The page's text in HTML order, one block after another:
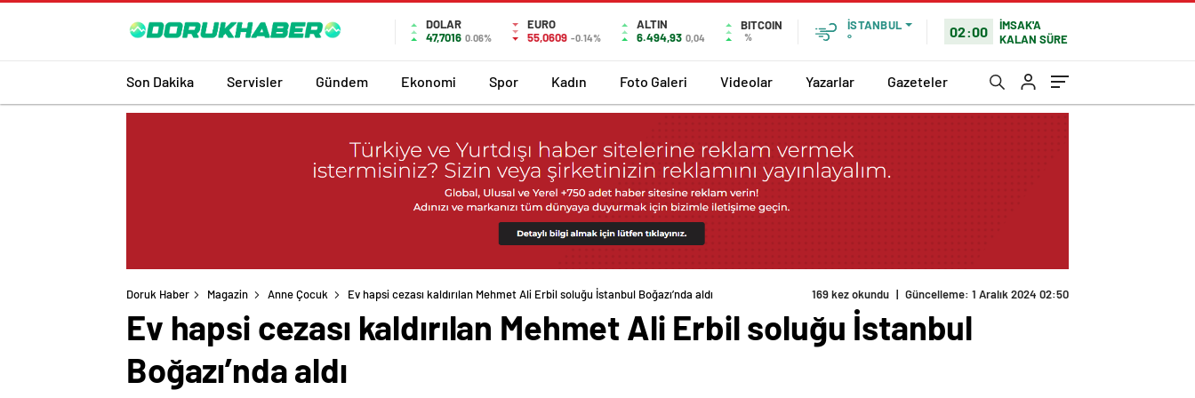
DOLAR
47,7016 0.06%
EURO
55,0609 -0.14%
ALTIN
6.494,93 0,04
BITCOIN
%
İSTANBUL
°
02:00
İMSAK'A
KALAN SÜRE
Son Dakika Servisler Gündem Ekonomi Spor Kadın Foto Galeri Videolar Yazarlar Gazeteler
Doruk Haber Magazin Anne Çocuk Ev hapsi cezası kaldırılan Mehmet Ali Erbil soluğu İstanbul Boğazı’nda aldı
Ev hapsi cezası kaldırılan Mehmet Ali Erbil soluğu İstanbul
Boğazı’nda aldı